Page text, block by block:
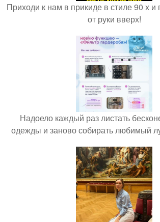
Приходи к нам в прикиде в стиле 90 х и
от руки вверх!
Надоело каждый раз листать
одежды и заново собирать любимый